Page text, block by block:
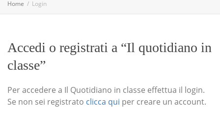
Home Login
Accedi o registrati a “Il quotidiano in
classe”
Per accedere a Il Quotidiano in classe effettua il login.
Se non sei registrato clicca qui per creare un account.